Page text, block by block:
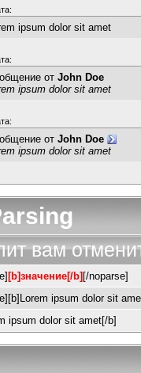
ipsum dolor sit amet
от John Doe
ipsum dolor sit amet
от John Doe
ipsum dolor sit amet
вам
[b]значение[/b] [/noparse]
ipsum dolor sit
ipsum dolor sit amet[/b]